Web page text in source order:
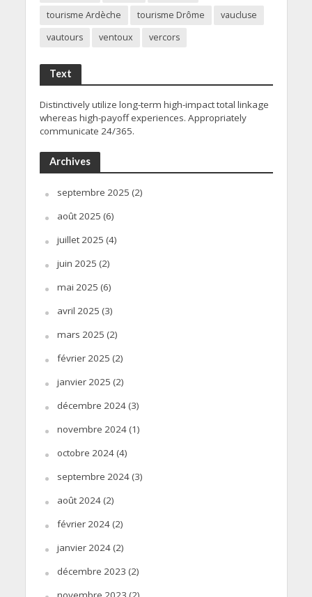
tourisme Ardèche
tourisme Drôme
vaucluse
vautours
ventoux vercors
Text
Distinctively utilize long-term high-impact total linkage
whereas high-payoff experiences. Appropriately
communicate 24/365.
Archives
septembre 2025 (2)
août 2025 (6)
juillet 2025 (4)
juin 2025 (2)
mai 2025 (6)
avril 2025 (3)
mars 2025 (2)
février 2025 (2)
janvier 2025 (2)
décembre 2024(3)
novembre 2024(1)
octobre 2024(4)
septembre 2024(3)
août 2024(2)
février 2024(2)
janvier 2024(2)
décembre 2023 (2)